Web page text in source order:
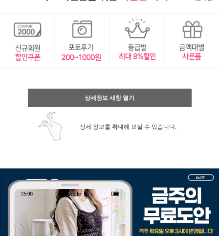
상세정보 새창 열기
상세 정보를 확대해 보실 수 있습니다.